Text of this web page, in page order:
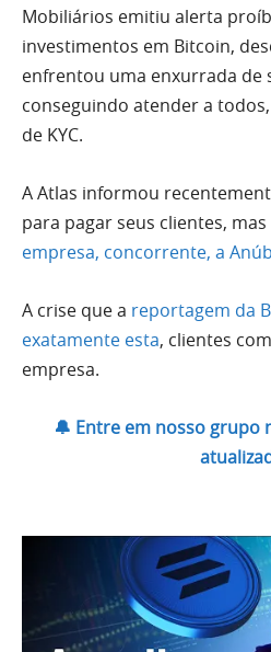
Mobiliários emitiu alerta
investimentos em Bitcoin,
enfrentou uma enxurrada de
conseguindo atender a
de KYC.
A Atlas informou
para pagar seus clientes, mas
empresa, concorrente, a
A crise que a reportagem da
exatamente esta, clientes
empresa.
🔔 Entre em nosso grupo